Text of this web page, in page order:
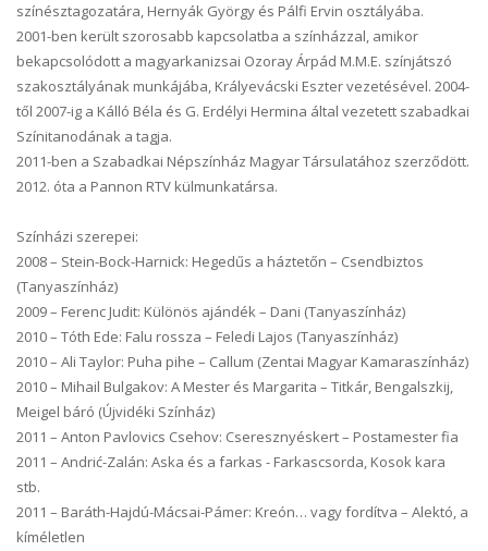
színésztagozatára, Hernyák György és Pálfi Ervin osztályába.
2001-ben került szorosabb kapcsolatba a színházzal, amikor
bekapcsolódott a magyarkanizsai Ozoray Árpád M.M.E. színjátszó
szakosztályának munkájába, Krályevácski Eszter vezetésével. 2004-
től 2007-ig a Kálló Béla és G. Erdélyi Hermina által vezetett szabadkai
Színitanodának a tagja.
2011-ben a Szabadkai Népszínház Magyar Társulatához szerződött.
2012. óta a Pannon RTV külmunkatársa.
Színházi szerepei:
2008 – Stein-Bock-Harnick: Hegedűs a háztetőn – Csendbiztos
(Tanyaszínház)
2009 – Ferenc Judit: Különös ajándék – Dani (Tanyaszínház)
2010 – Tóth Ede: Falu rossza – Feledi Lajos (Tanyaszínház)
2010 – Ali Taylor: Puha pihe – Callum (Zentai Magyar Kamaraszínház)
2010 – Mihail Bulgakov: A Mester és Margarita – Titkár, Bengalszkij,
Meigel báró (Újvidéki Színház)
2011 – Anton Pavlovics Csehov: Cseresznyéskert – Postamester fia
2011 – Andrić-Zalán: Aska és a farkas - Farkascsorda, Kosok kara
stb.
2011 – Baráth-Hajdú-Mácsai-Pámer: Kreón… vagy fordítva – Alektó, a
kíméletlen